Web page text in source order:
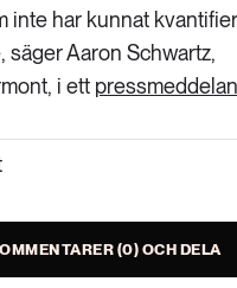
inte har kunnat
säger Aaron Schwartz,
i ett
(0) OCH DELA